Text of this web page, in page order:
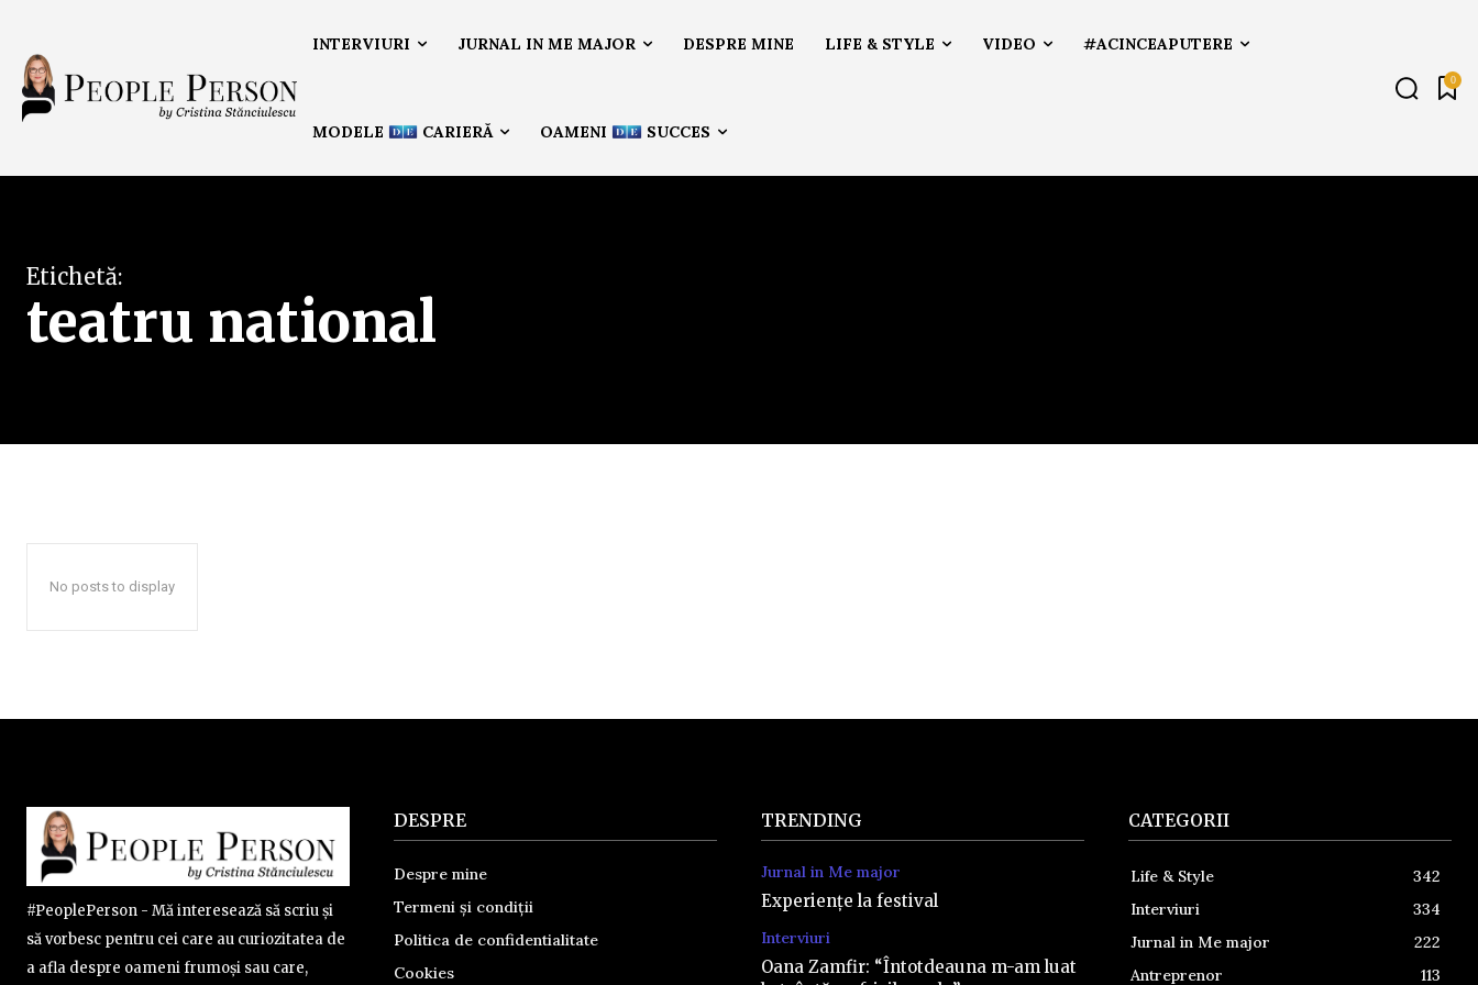
INTERVIURI JURNAL IN ME MAJOR DESPRE MINE LIFE & STYLE VIDEO #ACINCEAPUTERE
MODELE CARIERĂ OAMENI SUCCES
0
Etichetă:
teatru national
No posts to display
#PeoplePerson - Mă interesează să scriu și
să vorbesc pentru cei care au curiozitatea de
a afla despre oameni frumoși sau care,
DESPRE
Despre mine
Termeni și condiții
Politica de confidentialitate
Cookies
TRENDING
Jurnal in Me major
Experiențe la festival
Interviuri
Oana Zamfir: “Întotdeauna m-am luat
CATEGORII
Life & Style
342
Interviuri
334
Jurnal in Me major
222
Antreprenor
113